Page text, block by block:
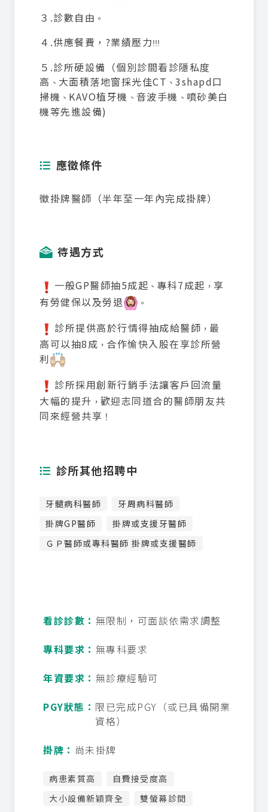
３.診數自由 。
４.供應餐費，?️業績壓力!!!
５.診所硬設備（個別診間看診隱私度
高 、 大面積落地窗採光佳CT 、 3shapd口
掃機 、 KAVO植牙機 、 音波手機 、 噴砂美白
機等先進設備)
應徵條件
徵掛牌醫師（半年至一年內完成掛牌）
待遇方式
一般GP醫師抽5成起 、 專科7成起 ， 享
有勞健保以及勞退
。
診所提供高於行情得抽成給醫師 ， 最
高可以抽8成 ， 合作愉快入股在享診所營
利
診所採用創新行銷手法讓客戶回流量
大幅的提升 ， 歡迎志同道合的醫師朋友共
同來經營共享 ！
診所其他招聘中
牙髓病科醫師
牙周病科醫師
掛牌GP醫師
掛牌或支援牙醫師
ＧＰ醫師或專科醫師 掛牌或支援醫師
看診診數： 無限制，可面談依需求調整
專科要求： 無專科要求
年資要求： 無診療經驗可
PGY狀態： 限已完成PGY（或已具備開業
資格）
掛牌： 尚未掛牌
病患素質高
自費接受度高
大小設備新穎齊全
雙螢幕診間